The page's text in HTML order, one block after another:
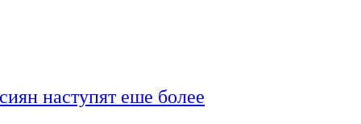
наступят еше более